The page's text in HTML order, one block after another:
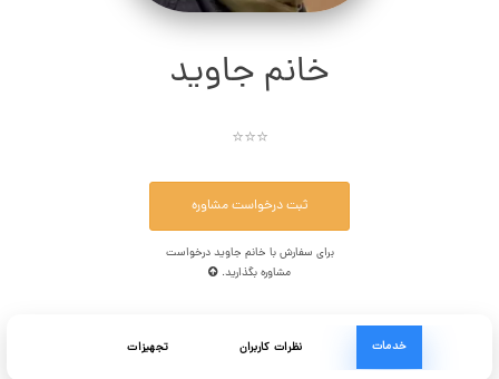
خانم جاوید
⭐⭐⭐
ثبت درخواست مشاوره
برای سفارش با خانم جاوید درخواست
مشاوره بگذارید.
خدمات نظرات کاربران تجهیزات